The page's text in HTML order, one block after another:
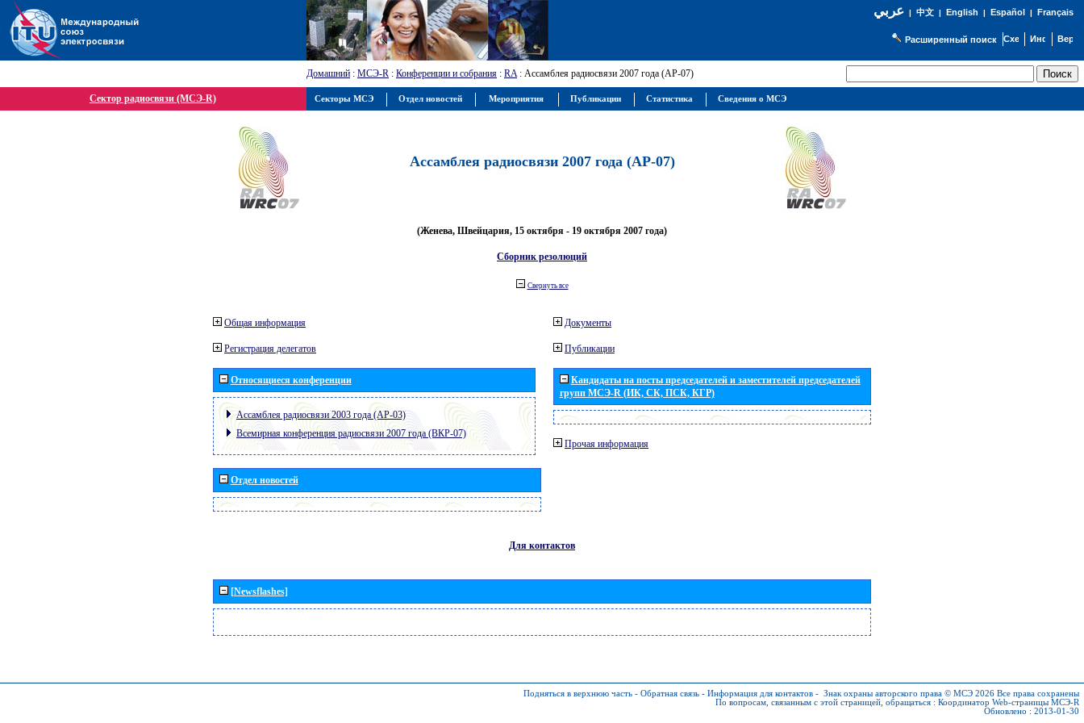
عربي| 中文| English | Español | Français
Расширенный поиск
Домашний : МСЭ-R : Конференции и собрания : RA: Ассамблея радиосвязи 2007 года (АР-07)
Сектор радиосвязи (МСЭ-R)
Ассамблея радиосвязи 2007 года (АР-07)
(Женева, Швейцария, 15 октября - 19 октября 2007 года)
Сборник резолюций
Свернуть все
Общая информация
Регистрация делегатов
Относящиеся конференции
Ассамблея радиосвязи 2003 года (АР-03)
Всемирная конференция радиосвязи 2007 года (ВКР-07)
Отдел новостей
Документы
Публикации
Кандидаты на посты председателей и заместителей председателей
групп МСЭ-R (ИК, СК, ПСК, КГР)
Прочая информация
Для контактов
[Newsflashes]
Подняться в верхнюю часть - Обратная связь - Информация для контактов - Знак охраны авторского права © МСЭ 2026 Все права сохранены
По вопросам, связанным с этой страницей, обращаться : Координатор Web-страницы МСЭ-R
Обновлено : 2013-01-30
Секторы МСЭ Отдел новостей Мероприятия Публикации Статистика Сведения о МСЭ